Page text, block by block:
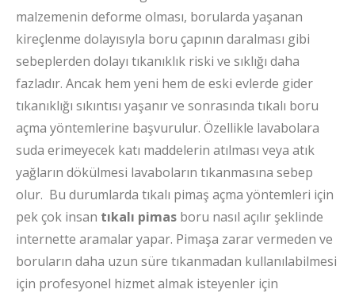
malzemenin deforme olması, borularda yaşanan
kireçlenme dolayısıyla boru çapının daralması gibi
sebeplerden dolayı tıkanıklık riski ve sıklığı daha
fazladır. Ancak hem yeni hem de eski evlerde gider
tıkanıklığı sıkıntısı yaşanır ve sonrasında tıkalı boru
açma yöntemlerine başvurulur. Özellikle lavabolara
suda erimeyecek katı maddelerin atılması veya atık
yağların dökülmesi lavaboların tıkanmasına sebep
olur. Bu durumlarda tıkalı pimaş açma yöntemleri için
pek çok insan tıkalı pimas boru nasıl açılır şeklinde
internette aramalar yapar. Pimaşa zarar vermeden ve
boruların daha uzun süre tıkanmadan kullanılabilmesi
için profesyonel hizmet almak isteyenler için